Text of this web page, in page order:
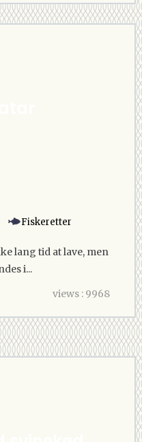
Fiskeretter
lang tid at lave, men
i...
views : 9968